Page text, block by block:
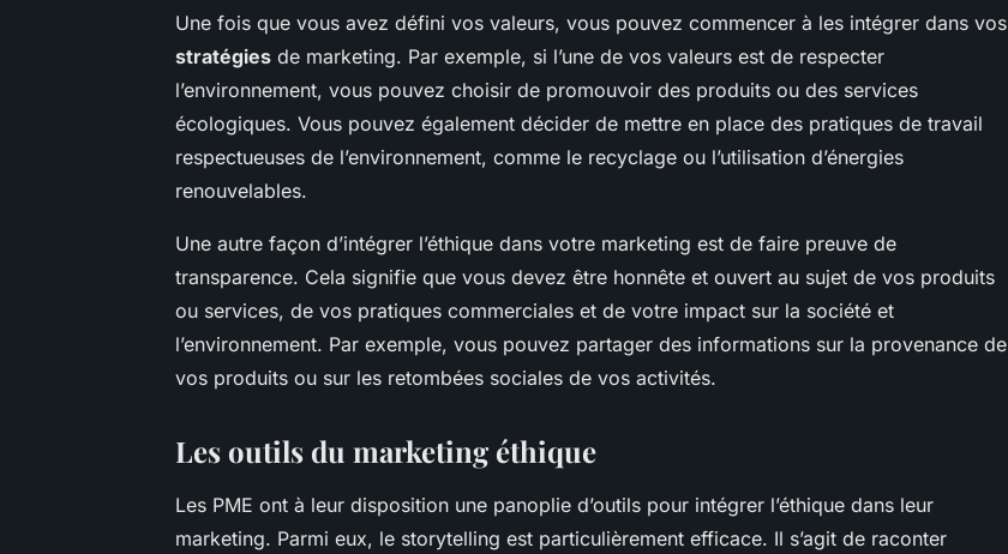
Une fois que vous avez défini vos valeurs, vous pouvez commencer à les intégrer dans vos
stratégies de marketing. Par exemple, si l’une de vos valeurs est de respecter
l’environnement, vous pouvez choisir de promouvoir des produits ou des services
écologiques. Vous pouvez également décider de mettre en place des pratiques de travail
respectueuses de l’environnement, comme le recyclage ou l’utilisation d’énergies
renouvelables.
Une autre façon d’intégrer l’éthique dans votre marketing est de faire preuve de
transparence. Cela signifie que vous devez être honnête et ouvert au sujet de vos produits
ou services, de vos pratiques commerciales et de votre impact sur la société et
l’environnement. Par exemple, vous pouvez partager des informations sur la provenance de
vos produits ou sur les retombées sociales de vos activités.
Les outils du marketing éthique
Les PME ont à leur disposition une panoplie d’outils pour intégrer l’éthique dans leur
marketing. Parmi eux, le storytelling est particulièrement efficace. Il s’agit de raconter